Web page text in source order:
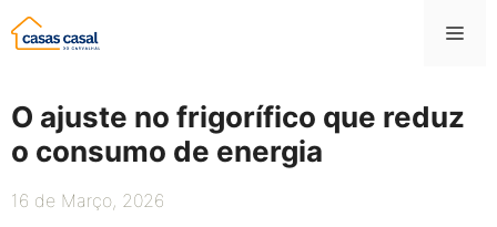
Saltar
para
O ajuste no frigorífico que reduz
o consumo de energia
16 de Março, 2026